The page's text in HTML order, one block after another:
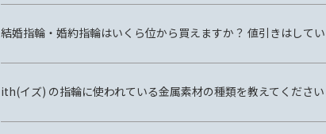
結婚指輪・婚約指輪はいくら位から買えますか？ 値引きはしてい
ith(イズ) の指輪に使われている金属素材の種類を教えてください